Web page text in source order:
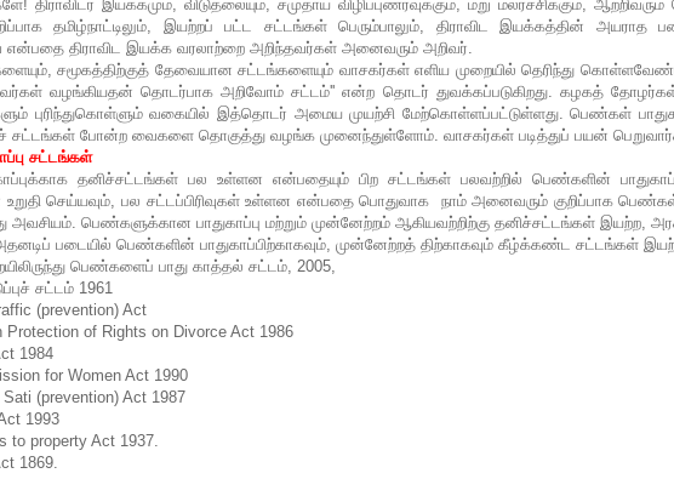
திராவிடர் இயக்கமும், விடுதலையும், சமுதாய விழிப்புணர்வுக்கும், மறு மலர்ச்சிக்கும்,
தமிழ்நாட்டிலும், இயற்றப் பட்ட சட்டங்கள் பெரும்பாலும், திராவிட இயக்கத்தின் அயராத
என்பதை திராவிட இயக்க வரலாற்றை அறிந்தவர்கள் அனைவரும் அறிவர்.
சமூகத்திற்குத் தேவையான சட்டங்களையும் வாசகர்கள் எளிய முறையில் தெரிந்து
வழங்கியதன் தொடர்பாக அறிவோம் சட்டம்'' என்ற தொடர் துவக்கப்படுகிறது. கழகத்
புரிந்துகொள்ளும் வகையில் இத்தொடர் அமைய முயற்சி மேற்கொள்ளப்பட்டுள்ளது. பெண்கள்
சட்டங்கள் போன்ற வைகளை தொகுத்து வழங்க முனைந்துள்ளோம். வாசகர்கள் படித்துப் பயன்
சட்டங்கள்
தனிச்சட்டங்கள் பல உள்ளன என்பதையும் பிற சட்டங்கள் பலவற்றில் பெண்களின்
செய்யவும், பல சட்டப்பிரிவுகள் உள்ளன என்பதை பொதுவாக நாம் அனைவரும் குறிப்பாக
பெண்களுக்கான பாதுகாப்பு மற்றும் முன்னேற்றம் ஆகியவற்றிற்கு தனிச்சட்டங்கள் இயற்ற,
படையில் பெண்களின் பாதுகாப்பிற்காகவும், முன்னேற்றத் திற்காகவும் கீழ்க்கண்ட சட்டங்கள்
பெண்களைப் பாது காத்தல் சட்டம், 2005,
சட்டம் 1961
(prevention) Act
Protection of Rights on Divorce Act 1986
1984
for Women Act 1990
(prevention) Act 1987
1993
to property Act 1937.
1869.